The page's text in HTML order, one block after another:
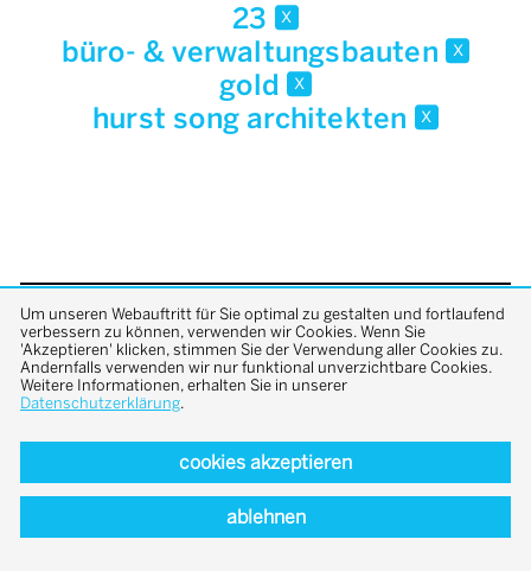
23 x
büro- & verwaltungsbauten x
gold x
hurst song architekten x
back to top
Um unseren Webauftritt für Sie optimal zu gestalten und fortlaufend
verbessern zu können, verwenden wir Cookies. Wenn Sie
'Akzeptieren' klicken, stimmen Sie der Verwendung aller Cookies zu.
Andernfalls verwenden wir nur funktional unverzichtbare Cookies.
Weitere Informationen, erhalten Sie in unserer
Datenschutzerklärung.
cookies akzeptieren
ablehnen